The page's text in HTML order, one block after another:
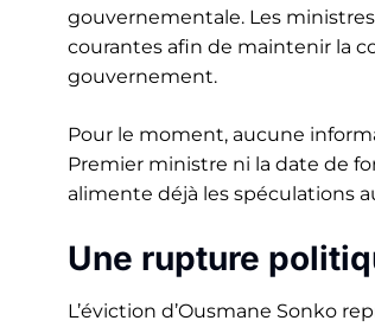
gouvernementale. Les
courantes afin de maintenir la
gouvernement.
Pour le moment, aucune
Premier ministre ni la date de
alimente déjà les spéculations
Une rupture
L’éviction d’Ousmane Sonko